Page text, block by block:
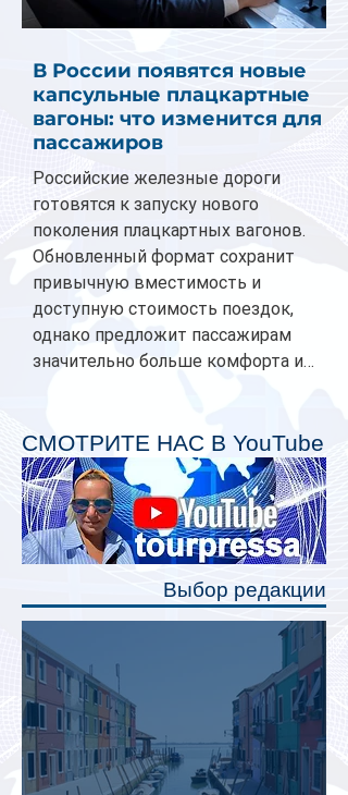
В России появятся новые
капсульные плацкартные
вагоны: что изменится для
пассажиров
Российские железные дороги
готовятся к запуску нового
поколения плацкартных вагонов.
Обновленный формат сохранит
привычную вместимость и
доступную стоимость поездок,
однако предложит пассажирам
значительно больше комфорта и
планируется начать в 2027 году.
Одним из главных нововведений
станут индивидуальные шторки у
каждого спального места. Они
позволят пассажирам закрыть свою
полку во время сна или отдыха,
СМОТРИТЕ НАС В YouTube
Выбор редакции